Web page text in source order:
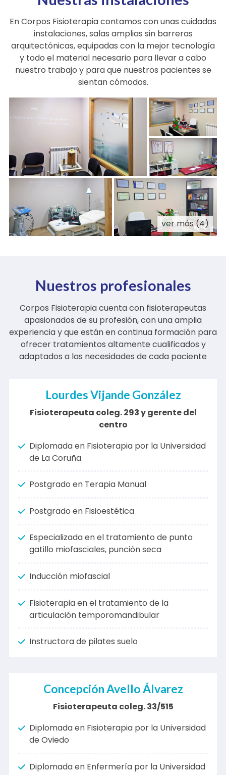
Nuestras instalaciones
En Corpos Fisioterapia contamos con unas cuidadas
instalaciones, salas amplias sin barreras
arquitectónicas, equipadas con la mejor tecnología
y todo el material necesario para llevar a cabo
sientan cómodos.
Nuestros profesionales
Corpos Fisioterapia cuenta con fisioterapeutas
apasionados de su profesión, con una amplia
experiencia y que están en continua formación para
Lourdes Vijande González
centro
de La Coruña
Postgrado en Terapia Manual
Postgrado en Fisioestética
gatillo miofasciales, punción seca
Inducción miofascial
articulación temporomandibular
Concepción Avello Álvarez
Fisioterapeuta coleg. 33/515
de Oviedo